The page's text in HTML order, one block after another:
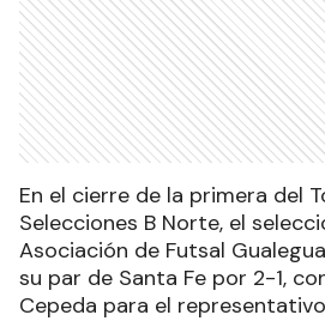
En el cierre de la primera del
Selecciones B Norte, el
Asociación de Futsal
su par de Santa Fe por 2-1,
Cepeda para el